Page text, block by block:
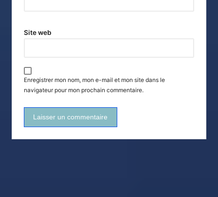
Site web
Enregistrer mon nom, mon e-mail et mon site dans le
navigateur pour mon prochain commentaire.